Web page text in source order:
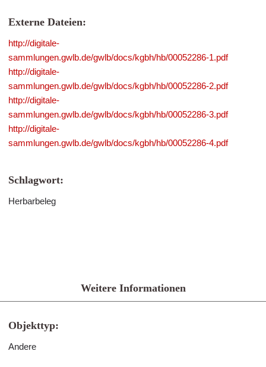
Externe Dateien:
http://digitale-
sammlungen.gwlb.de/gwlb/docs/kgbh/hb/00052286-1.pdf
http://digitale-
sammlungen.gwlb.de/gwlb/docs/kgbh/hb/00052286-2.pdf
http://digitale-
sammlungen.gwlb.de/gwlb/docs/kgbh/hb/00052286-3.pdf
http://digitale-
sammlungen.gwlb.de/gwlb/docs/kgbh/hb/00052286-4.pdf
Schlagwort:
Herbarbeleg
Weitere Informationen
Objekttyp:
Andere